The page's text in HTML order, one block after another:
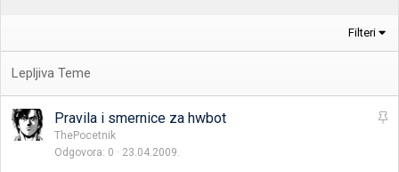
Filteri
L
Pravila i smernice za hwbot
ThePocetnik
Odgovora 0 23.04.2009.